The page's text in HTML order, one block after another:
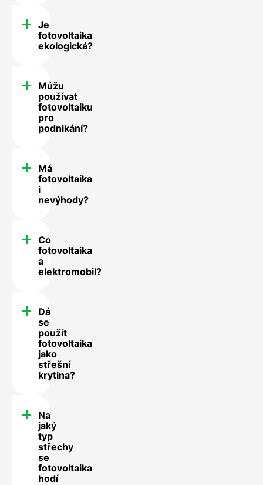
Je
fotovoltaika
ekologická?
Můžu
používat
fotovoltaiku
pro
podnikání?
Má
fotovoltaika
i
nevýhody?
Co
fotovoltaika
a
elektromobil?
Dá
se
použít
fotovoltaika
jako
střešní
krytina?
Na
jaký
typ
střechy
se
fotovoltaika
hodí